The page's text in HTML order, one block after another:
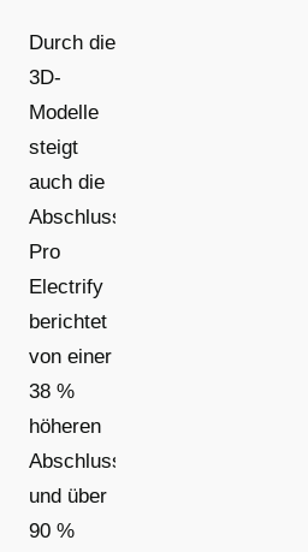
Durch die
3D-
Modelle
steigt
auch die
Abschlussquote:
Pro
Electrify
berichtet
von einer
38 %
höheren
Abschlussquote
und über
90 %